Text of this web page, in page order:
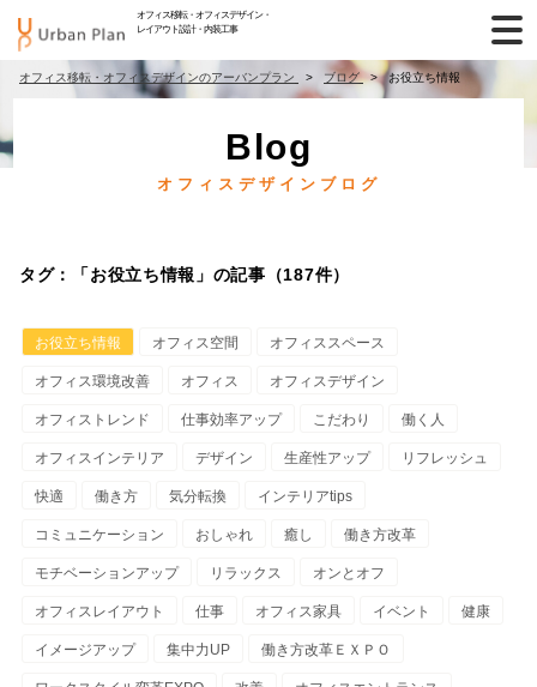
オフィス移転・オフィスデザイン・
レイアウト設計・内装工事
オフィス移転・オフィスデザインのアーバンプラン ブログ お役立ち情報
Blog
オフィスデザインブログ
タグ：「お役立ち情報」の記事（187件）
お役立ち情報 オフィス空間 オフィススペース
オフィス環境改善 オフィス オフィスデザイン
オフィストレンド 仕事効率アップ こだわり 働く人
オフィスインテリア デザイン 生産性アップ リフレッシュ
快適 働き方 気分転換 インテリアtips
コミュニケーション おしゃれ 癒し 働き方改革
モチベーションアップ リラックス オンとオフ
オフィスレイアウト 仕事 オフィス家具 イベント 健康
イメージアップ 集中力UP 働き方改革ＥＸＰＯ